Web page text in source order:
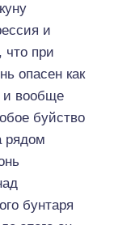
и
что при
опасен как
и вообще
буйство
рядом
бунтаря